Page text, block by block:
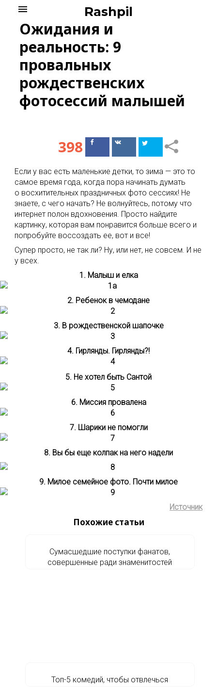
content
Rashpil
menu
Ожидания и
реальность: 9
провальных
рождественских
фотосессий малышей
398
ПоделитьсяПоделиться
Если у вас есть маленькие детки, то зима — это то
самое время года, когда пора начинать думать
о восхитительных праздничных фото сессиях! Не
знаете, с чего начать? Не волнуйтесь, потому что
интернет полон вдохновения. Просто найдите
картинку, которая вам понравится больше всего и
попробуйте воссоздать ее, вот и все!
Супер просто, не так ли? Ну, или нет, не совсем. И не
у всех.
1. Малыш и елка
2. Ребенок в чемодане
3. В рождественской шапочке
4. Гирлянды. Гирлянды?!
5. Не хотел быть Сантой
6. Миссия провалена
7. Шарики не помогли
8. Вы бы еще колпак на него надели
9. Милое семейное фото. Почти милое
Источник
Похожие статьи
Сумасшедшие поступки фанатов,
совершенные ради знаменитостей
Топ-5 комедий, чтобы отвлечься